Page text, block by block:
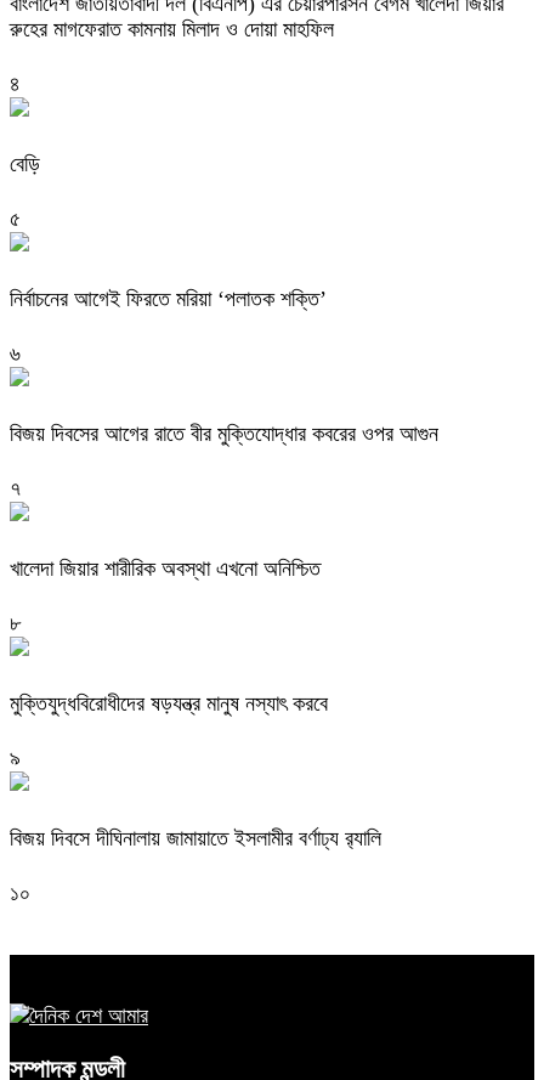
রুহের মাগফেরাত কামনায় মিলাদ ও দোয়া মাহফিল
৪
বেড়ি
৫
নির্বাচনের আগেই ফিরতে মরিয়া ‘পলাতক শক্তি’
৬
বিজয় দিবসের আগের রাতে বীর মুক্তিযোদ্ধার কবরের ওপর আগুন
৭
খালেদা জিয়ার শারীরিক অবস্থা এখনো অনিশ্চিত
৮
মুক্তিযুদ্ধবিরোধীদের ষড়যন্ত্র মানুষ নস্যাৎ করবে
৯
বিজয় দিবসে দীঘিনালায় জামায়াতে ইসলামীর বর্ণাঢ্য র‍্যালি
১০
সম্পাদক মন্ডলী